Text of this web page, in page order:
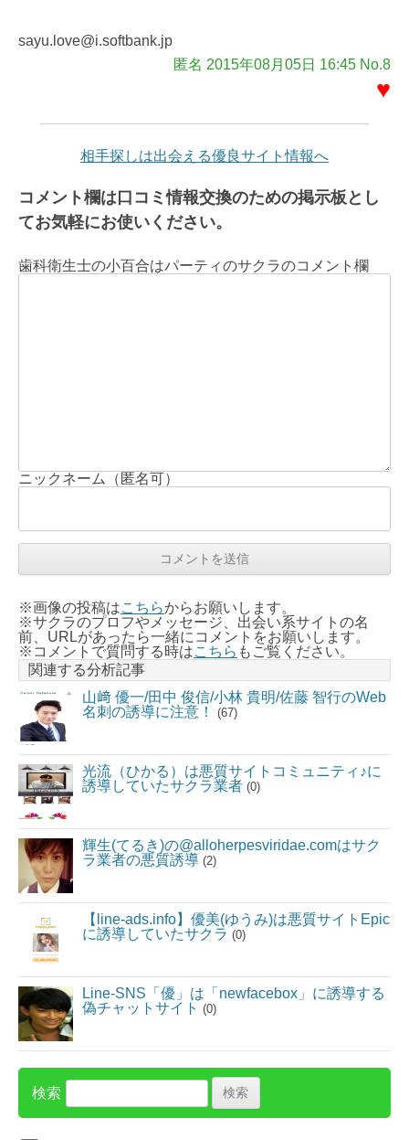
sayu.love@i.softbank.jp
匿名 2015年08月05日 16:45 No.8
♥
相手探しは出会える優良サイト情報へ
コメント欄は口コミ情報交換のための掲示板とし
てお気軽にお使いください。
歯科衛生士の小百合はパーティのサクラのコメント欄
ニックネーム（匿名可）
※画像の投稿はこちらからお願いします。
※サクラのプロフやメッセージ、出会い系サイトの名
前、URLがあったら一緒にコメントをお願いします。
※コメントで質問する時はこちら もご覧ください。
関連する分析記事
山﨑 優一/田中 俊信/小林 貴明/佐藤 智行のWeb
名刺の誘導に注意！
(67)
光流（ひかる）は悪質サイトコミュニティ♪に
誘導していたサクラ業者 (0)
輝生(てるき)の@alloherpesviridae.comはサク
ラ業者の悪質誘導 (2)
【line-ads.info】優美(ゆうみ)は悪質サイトEpic
に誘導していたサクラ (0)
Line-SNS「優」は「newfacebox」に誘導する
偽チャットサイト (0)
検索